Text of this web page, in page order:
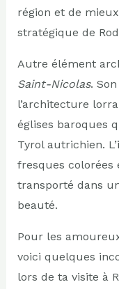
région et de
stratégique de
Autre élément
Saint-Nicolas.
l’architecture
églises baroques
Tyrol autrichien.
fresques colorées
transporté dans
beauté.
Pour les
voici quelques
lors de ta visite à